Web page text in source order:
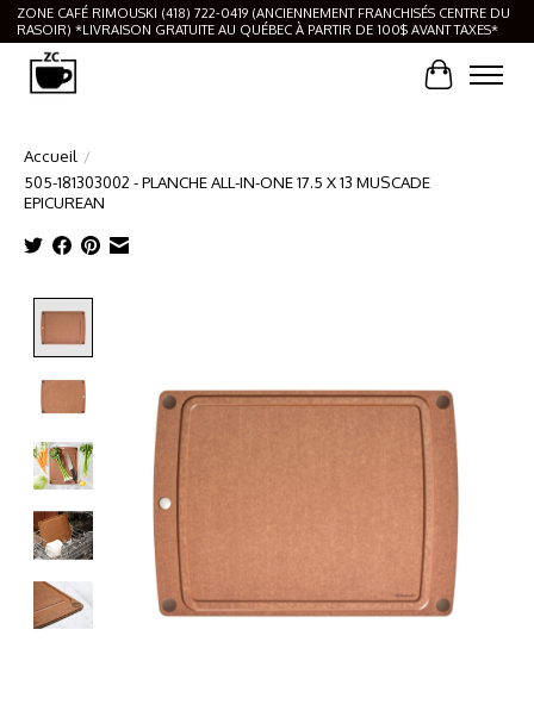
ZONE CAFÉ RIMOUSKI (418) 722-0419 (ANCIENNEMENT FRANCHISÉS CENTRE DU
RASOIR) *LIVRAISON GRATUITE AU QUÉBEC À PARTIR DE 100$ AVANT TAXES*
Panier
Accueil /
505-181303002 - PLANCHE ALL-IN-ONE 17.5 X 13 MUSCADE
EPICUREAN